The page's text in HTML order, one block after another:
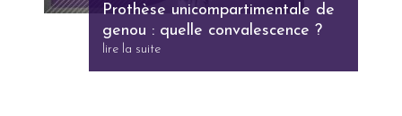
Prothèse unicompartimentale de
genou : quelle convalescence ?
lire la suite